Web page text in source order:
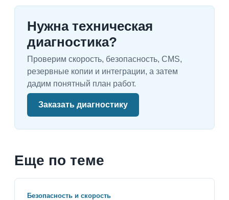
Нужна техническая
диагностика?
Проверим скорость, безопасность, CMS,
резервные копии и интеграции, а затем
дадим понятный план работ.
Заказать диагностику
Еще по теме
Безопасность и скорость